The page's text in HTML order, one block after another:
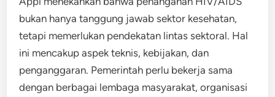
bukan hanya tanggung jawab sektor kesehatan,
tetapi memerlukan pendekatan lintas sektoral. Hal
ini mencakup aspek teknis, kebijakan, dan
penganggaran. Pemerintah perlu bekerja sama
dengan berbagai lembaga masyarakat, organisasi